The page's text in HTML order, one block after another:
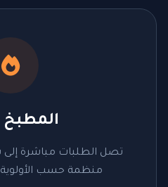
المطبخ
تصل الطلبات مباشرة إلى
منظمة حسب الأولوية